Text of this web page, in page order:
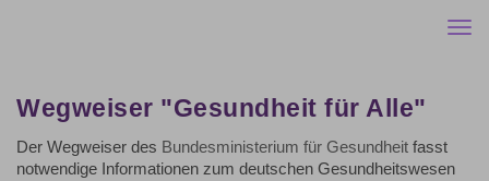
Wegweiser "Gesundheit für Alle"
Der Wegweiser des Bundesministerium für Gesundheit fasst
notwendige Informationen zum deutschen Gesundheitswesen